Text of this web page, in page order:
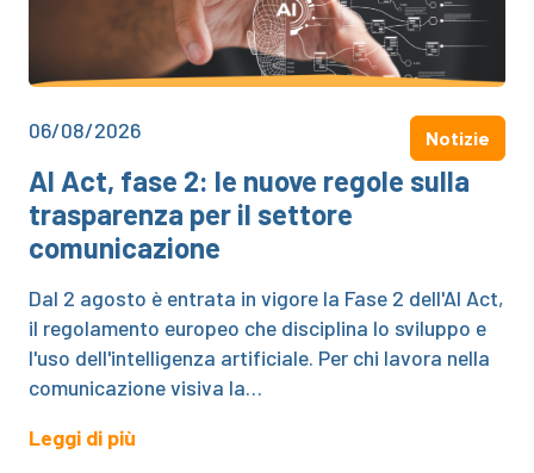
06/08/2026 Notizie
AI Act, fase 2: le nuove regole sulla
trasparenza per il settore
comunicazione
Dal 2 agosto è entrata in vigore la Fase 2 dell'AI Act,
il regolamento europeo che disciplina lo sviluppo e
l'uso dell'intelligenza artificiale. Per chi lavora nella
comunicazione visiva la…
Leggi di più